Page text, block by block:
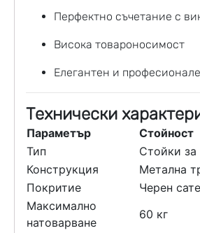
Перфектно съчетание с
Висока товароносимост
Елегантен и
Технически
Параметър
Стойност
Тип
Стойки за
Конструкция
Метална
Покритие
Черен
Максимално
натоварване
60 кг